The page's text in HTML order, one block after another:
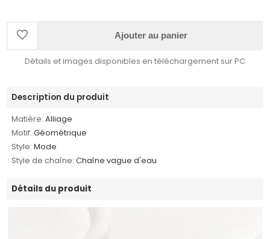
Ajouter au panier
Détails et images disponibles en téléchargement sur PC
Description du produit
Matière: Alliage
Motif: Géométrique
Style: Mode
Style de chaîne: Chaîne vague d'eau
Détails du produit